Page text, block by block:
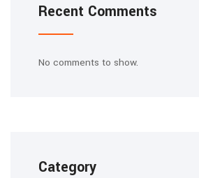
Recent Comments
No comments to show.
Category